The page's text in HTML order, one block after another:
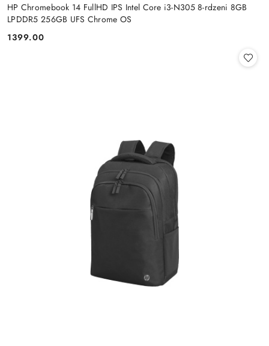
HP Chromebook 14 FullHD IPS Intel Core i3-N305 8-rdzeni 8GB
LPDDR5 256GB UFS Chrome OS
Cena:
1399.00